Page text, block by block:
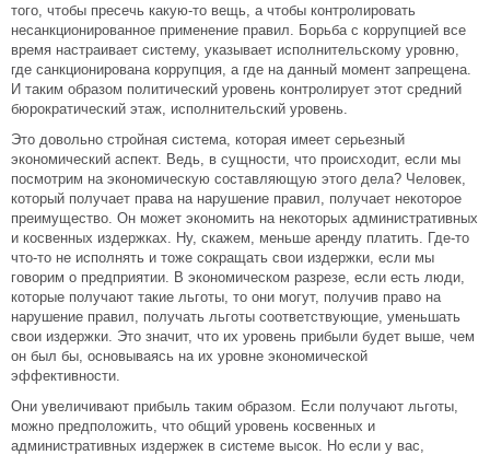
того, чтобы пресечь какую-то вещь, а чтобы контролировать
несанкционированное применение правил. Борьба с коррупцией все
время настраивает систему, указывает исполнительскому уровню,
где санкционирована коррупция, а где на данный момент запрещена.
И таким образом политический уровень контролирует этот средний
бюрократический этаж, исполнительский уровень.
Это довольно стройная система, которая имеет серьезный
экономический аспект. Ведь, в сущности, что происходит, если мы
посмотрим на экономическую составляющую этого дела? Человек,
который получает права на нарушение правил, получает некоторое
преимущество. Он может экономить на некоторых административных
и косвенных издержках. Ну, скажем, меньше аренду платить. Где-то
что-то не исполнять и тоже сокращать свои издержки, если мы
говорим о предприятии. В экономическом разрезе, если есть люди,
которые получают такие льготы, то они могут, получив право на
нарушение правил, получать льготы соответствующие, уменьшать
свои издержки. Это значит, что их уровень прибыли будет выше, чем
он был бы, основываясь на их уровне экономической
эффективности.
Они увеличивают прибыль таким образом. Если получают льготы,
можно предположить, что общий уровень косвенных и
административных издержек в системе высок. Но если у вас,